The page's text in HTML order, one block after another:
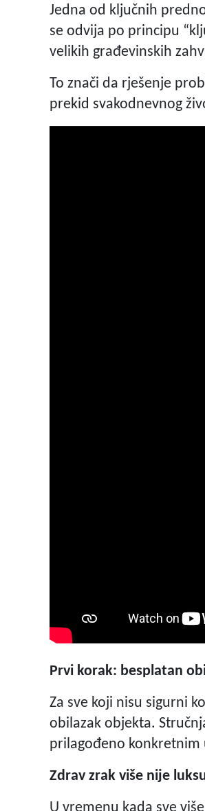
Jedna od ključnih
se odvija po principu
velikih građevinskih
To znači da rješenje
prekid svakodnevnog
Prvi korak: besplatan
Za sve koji nisu sigurni
obilazak objekta.
prilagođeno konkretnim
Zdrav zrak više nije